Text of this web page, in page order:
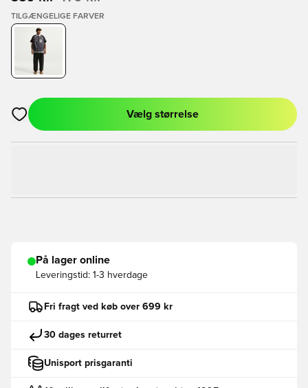
TILGÆNGELIGE FARVER
Åbner en Modal til at logge ind eller tilmelde dig som medlem
Vælg størrelse
På lager online
Leveringstid: 1-3 hverdage
Fri fragt ved køb over 699 kr
30 dages returret
Unisport prisgaranti